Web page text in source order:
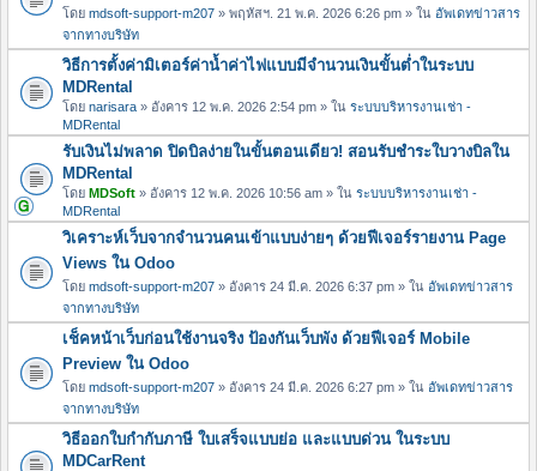
โดย mdsoft-support-m207 » พฤหัสฯ. 21 พ.ค. 2026 6:26 pm » ใน อัพเดทข่าวสาร
จากทางบริษัท
วิธีการตั้งค่ามิเตอร์ค่าน้ำค่าไฟแบบมีจำนวนเงินขั้นต่ำในระบบ
MDRental
โดย narisara » อังคาร 12 พ.ค. 2026 2:54 pm » ใน ระบบบริหารงานเช่า -
MDRental
รับเงินไม่พลาด ปิดบิลง่ายในขั้นตอนเดียว! สอนรับชำระใบวางบิลใน
MDRental
โดย MDSoft » อังคาร 12 พ.ค. 2026 10:56 am » ใน ระบบบริหารงานเช่า -
MDRental
วิเคราะห์เว็บจากจำนวนคนเข้าแบบง่ายๆ ด้วยฟีเจอร์รายงาน Page
Views ใน Odoo
โดย mdsoft-support-m207 » อังคาร 24 มี.ค. 2026 6:37 pm » ใน อัพเดทข่าวสาร
จากทางบริษัท
เช็คหน้าเว็บก่อนใช้งานจริง ป้องกันเว็บพัง ด้วยฟีเจอร์ Mobile
Preview ใน Odoo
โดย mdsoft-support-m207 » อังคาร 24 มี.ค. 2026 6:27 pm » ใน อัพเดทข่าวสาร
จากทางบริษัท
วิธีออกใบกำกับภาษี ใบเสร็จแบบย่อ และแบบด่วน ในระบบ
MDCarRent